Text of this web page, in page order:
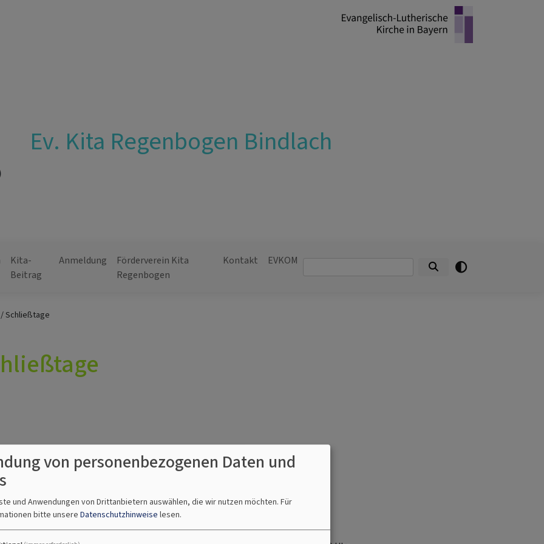
Ev. Kita Regenbogen Bindlach
Kita-
Beitrag
Anmeldung
Förderverein Kita
Regenbogen
Kontakt EVKOMSuche
Schließtage
und den Hort an der Grundschule)
von personenbezogenen Daten und
und Anwendungen von Drittanbietern auswählen, die wir nutzen möchten. Für
bitte unsere Datenschutzhinweise lesen.